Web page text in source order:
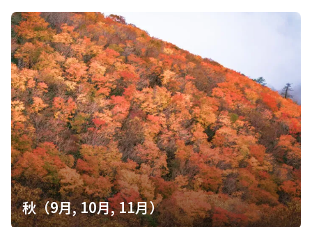
秋（9月, 10月, 11月）